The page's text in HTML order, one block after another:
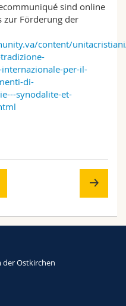
sind online
zur Förderung der
content/
per-il-
di-
synodalite-et-
der Ostkirchen